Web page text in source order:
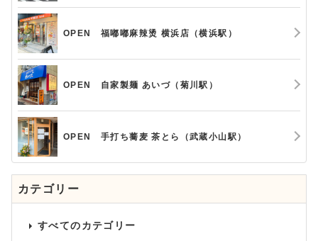
OPEN 福嘟嘟麻辣烫 横浜店（横浜駅）
OPEN 自家製麺 あいづ（菊川駅）
OPEN 手打ち蕎麦 茶とら（武蔵小山駅）
カテゴリー
すべてのカテゴリー